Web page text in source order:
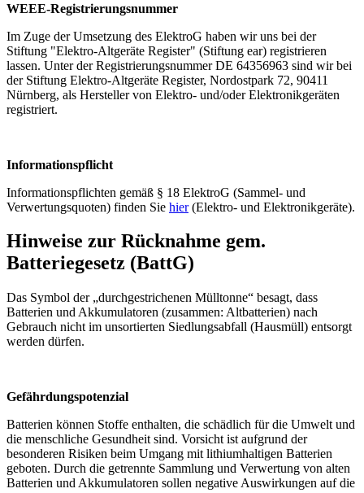
WEEE-Registrierungsnummer
Im Zuge der Umsetzung des ElektroG haben wir uns bei der
Stiftung "Elektro-Altgeräte Register" (Stiftung ear) registrieren
lassen. Unter der Registrierungsnummer DE 64356963 sind wir bei
der Stiftung Elektro-Altgeräte Register, Nordostpark 72, 90411
Nürnberg, als Hersteller von Elektro- und/oder Elektronikgeräten
registriert.
Informationspflicht
Informationspflichten gemäß § 18 ElektroG (Sammel- und
Verwertungsquoten) finden Sie hier(Elektro- und Elektronikgeräte).
Hinweise zur Rücknahme gem.
Batteriegesetz (BattG)
Das Symbol der „durchgestrichenen Mülltonne“ besagt, dass
Batterien und Akkumulatoren (zusammen: Altbatterien) nach
Gebrauch nicht im unsortierten Siedlungsabfall (Hausmüll) entsorgt
werden dürfen.
Gefährdungspotenzial
Batterien können Stoffe enthalten, die schädlich für die Umwelt und
die menschliche Gesundheit sind. Vorsicht ist aufgrund der
besonderen Risiken beim Umgang mit lithiumhaltigen Batterien
geboten. Durch die getrennte Sammlung und Verwertung von alten
Batterien und Akkumulatoren sollen negative Auswirkungen auf die